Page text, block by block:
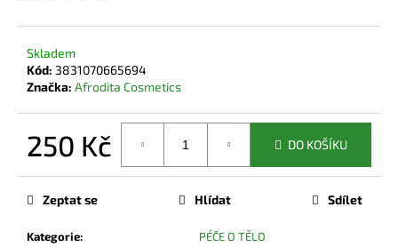
Skladem
Kód: 3831070665694
Značka: Afrodita Cosmetics
250 Kč DO KOŠÍKU
Kategorie:
PÉČE O TĚLO
Zeptat se Hlídat Sdílet
p
o
u
m